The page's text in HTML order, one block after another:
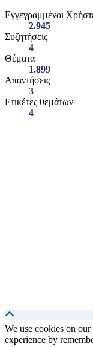
Εγγεγραμμένοι
2.945
Συζητήσεις
4
Θέματα
1.899
Απαντήσεις
3
Ετικέτες θεμάτων
4
We use cookies on
experience by